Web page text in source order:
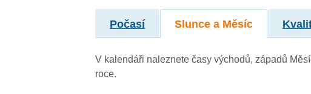
Počasí Slunce a Měsíc
V kalendáři naleznete časy východů, západů
roce.